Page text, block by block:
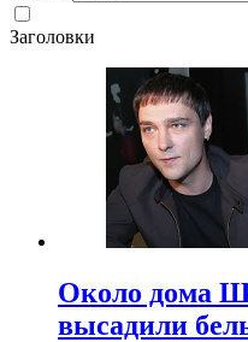
Заголовки
Около дома
высадили